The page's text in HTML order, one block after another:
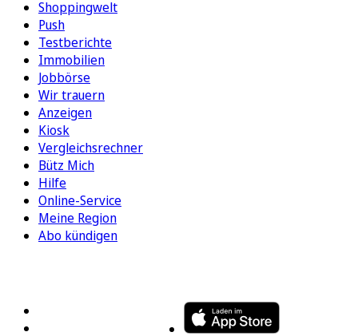
Shoppingwelt
Push
Testberichte
Immobilien
Jobbörse
Wir trauern
Anzeigen
Kiosk
Vergleichsrechner
Bütz Mich
Hilfe
Online-Service
Meine Region
Abo kündigen